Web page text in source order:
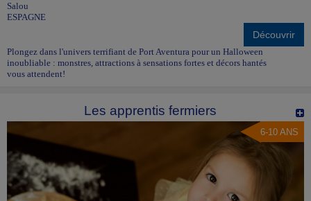
Salou
ESPAGNE
Découvrir
Plongez dans l'univers terrifiant de Port Aventura pour un Halloween
inoubliable : monstres, attractions à sensations fortes et décors hantés
vous attendent!
Les apprentis fermiers
6-10 ANS